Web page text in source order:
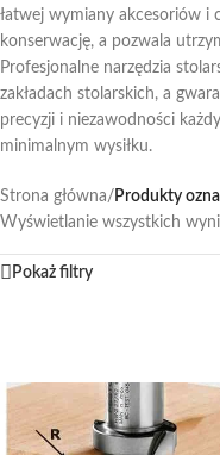
łatwej wymiany akcesoriów i
konserwację, a pozwala
Profesjonalne narzędzia
zakładach stolarskich, a
precyzji i niezawodności
minimalnym wysiłku.
Strona główna/ Produkty
Wyświetlanie wszystkich
Pokaż filtry